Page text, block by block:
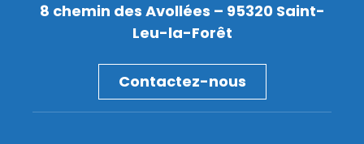
8 chemin des Avollées – 95320 Saint-
Leu-la-Forêt
Contactez-nous